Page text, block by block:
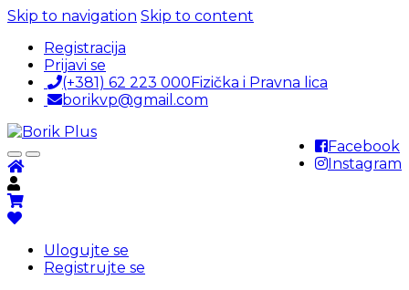
Skip to navigation Skip to content
Registracija
Prijavi se
(+381) 62 223 000Fizička i Pravna lica
borikvp@gmail.com
Facebook
Instagram
Ulogujte se
Registrujte se